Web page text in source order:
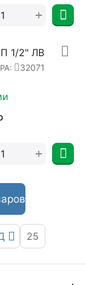
+
1/2" ЛВ
32071
+
25